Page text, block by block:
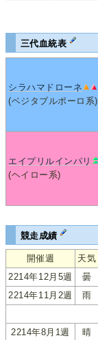
三代血統表
シラハマドローネ
(ベジタブルポーロ系)
エイプリルインパリ
(ヘイロー系)
競走成績
開催週 天気
2214年12月5週
曇
2214年11月2週
雨
2214年8月1週 晴